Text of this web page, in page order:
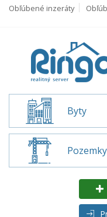
Obľúbené inzeráty
Byty
Pozemky